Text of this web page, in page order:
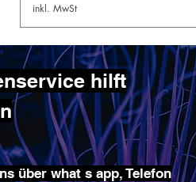
inkl. MwSt
hilft
über what s app, Telefon